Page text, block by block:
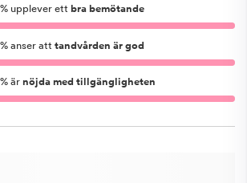
% upplever ett bra bemötande
% anser att tandvården är god
% är nöjda med tillgängligheten